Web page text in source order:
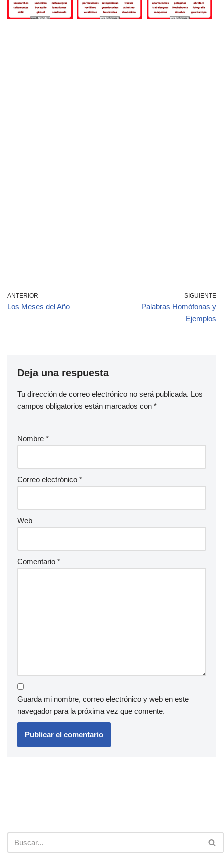
ANTERIOR
Los Meses del Año
SIGUIENTE
Palabras Homófonas y
Ejemplos
Deja una respuesta
Tu dirección de correo electrónico no será publicada. Los
campos obligatorios están marcados con *
Nombre *
Correo electrónico *
Web
Comentario *
Guarda mi nombre, correo electrónico y web en este
navegador para la próxima vez que comente.